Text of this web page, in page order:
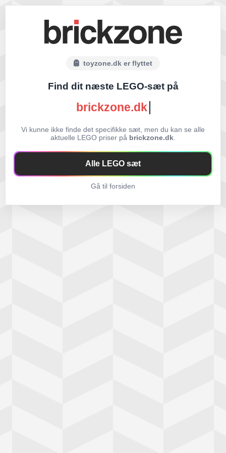
toyzone.dk er flyttet
Find dit næste LEGO-sæt på
brickzone.dk
Vi kunne ikke finde det specifikke sæt, men du kan se alle
aktuelle LEGO priser på brickzone.dk
Alle LEGO sæt
Gå til forsiden